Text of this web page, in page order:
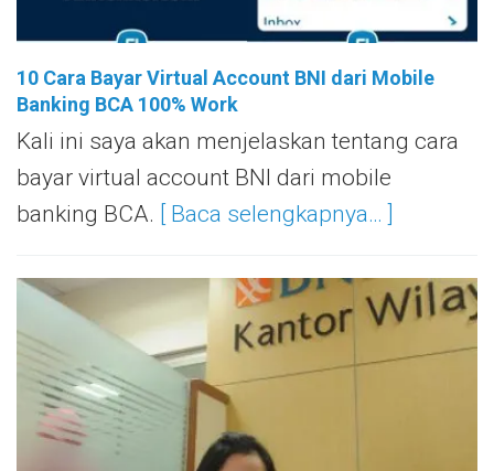
10 Cara Bayar Virtual Account BNI dari Mobile
Banking BCA 100% Work
Kali ini saya akan menjelaskan tentang cara
bayar virtual account BNI dari mobile
banking BCA. [ Baca selengkapnya… ]